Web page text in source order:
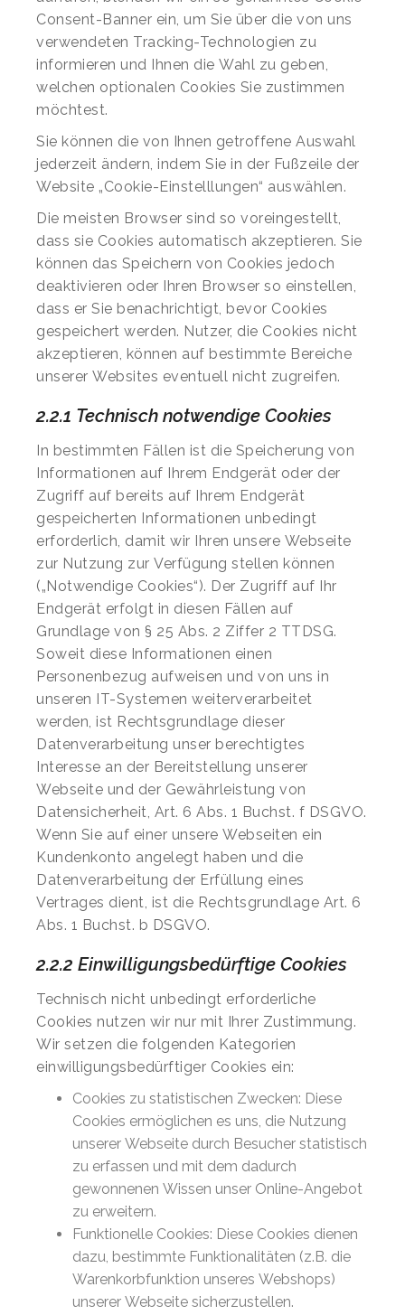
Consent-Banner ein, um Sie über die von uns
verwendeten Tracking-Technologien zu
informieren und Ihnen die Wahl zu geben,
welchen optionalen Cookies Sie zustimmen
möchtest.
Sie können die von Ihnen getroffene Auswahl
jederzeit ändern, indem Sie in der Fußzeile der
Website „Cookie-Einstelllungen“ auswählen.
Die meisten Browser sind so voreingestellt,
dass sie Cookies automatisch akzeptieren. Sie
können das Speichern von Cookies jedoch
deaktivieren oder Ihren Browser so einstellen,
dass er Sie benachrichtigt, bevor Cookies
gespeichert werden. Nutzer, die Cookies nicht
akzeptieren, können auf bestimmte Bereiche
unserer Websites eventuell nicht zugreifen.
2.2.1 Technisch notwendige Cookies
In bestimmten Fällen ist die Speicherung von
Informationen auf Ihrem Endgerät oder der
Zugriff auf bereits auf Ihrem Endgerät
gespeicherten Informationen unbedingt
erforderlich, damit wir Ihren unsere Webseite
zur Nutzung zur Verfügung stellen können
(„Notwendige Cookies“). Der Zugriff auf Ihr
Endgerät erfolgt in diesen Fällen auf
Grundlage von § 25 Abs. 2 Ziffer 2 TTDSG.
Soweit diese Informationen einen
Personenbezug aufweisen und von uns in
unseren IT-Systemen weiterverarbeitet
werden, ist Rechtsgrundlage dieser
Datenverarbeitung unser berechtigtes
Interesse an der Bereitstellung unserer
Webseite und der Gewährleistung von
Datensicherheit, Art. 6 Abs. 1 Buchst. f DSGVO.
Wenn Sie auf einer unsere Webseiten ein
Kundenkonto angelegt haben und die
Datenverarbeitung der Erfüllung eines
Vertrages dient, ist die Rechtsgrundlage Art. 6
Abs. 1 Buchst. b DSGVO.
2.2.2 Einwilligungsbedürftige Cookies
Technisch nicht unbedingt erforderliche
Cookies nutzen wir nur mit Ihrer Zustimmung.
Wir setzen die folgenden Kategorien
einwilligungsbedürftiger Cookies ein:
Cookies zu statistischen Zwecken: Diese
Cookies ermöglichen es uns, die Nutzung
unserer Webseite durch Besucher statistisch
zu erfassen und mit dem dadurch
gewonnenen Wissen unser Online-Angebot
zu erweitern.
Funktionelle Cookies: Diese Cookies dienen
dazu, bestimmte Funktionalitäten (z.B. die
Warenkorbfunktion unseres Webshops)
unserer Webseite sicherzustellen.